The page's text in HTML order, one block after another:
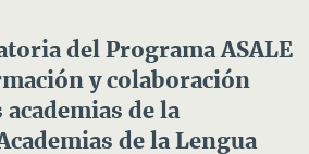
del Programa ASALE
y colaboración
de la
de la Lengua